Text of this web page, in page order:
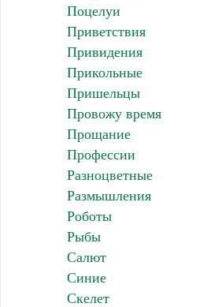
Поцелуи
Приветствия
Привидения
Прикольные
Пришельцы
Провожу время
Прощание
Профессии
Разноцветные
Размышления
Роботы
Рыбы
Салют
Синие
Скелет